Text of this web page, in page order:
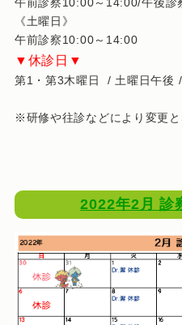
《土曜日》
午前診察10:00～14:00
▼休診日▼
第1・第3木曜日 / 土曜日午後
※研修や往診などにより変更と
2022年2月 診